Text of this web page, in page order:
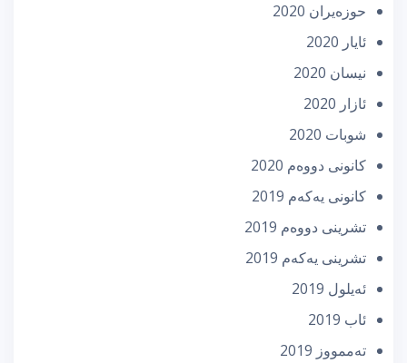
حوزه‌یران 2020
ئایار 2020
نیسان 2020
ئازار 2020
شوبات 2020
كانونی دووه‌م 2020
كانونی یه‌كه‌م 2019
تشرینی دووه‌م 2019
تشرینی یه‌كه‌م 2019
ئه‌یلول 2019
ئاب 2019
تەممووز 2019